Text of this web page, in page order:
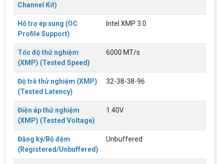
Channel Kit)
Hỗ trợ ép xung (OC
Profile Support)
Intel XMP 3.0
Tốc độ thử nghiệm
(XMP) (Tested Speed)
6000 MT/s
Độ trễ thử nghiệm (XMP)
(Tested Latency)
32-38-38-96
Điện áp thử nghiệm
(XMP) (Tested Voltage)
1.40V
Đăng ký/Bộ đệm
(Registered/Unbuffered)
Unbuffered
Top 18 tựa game PC huyền thoại gắn liền
với tuổi thơ của game thủ Việt vào những